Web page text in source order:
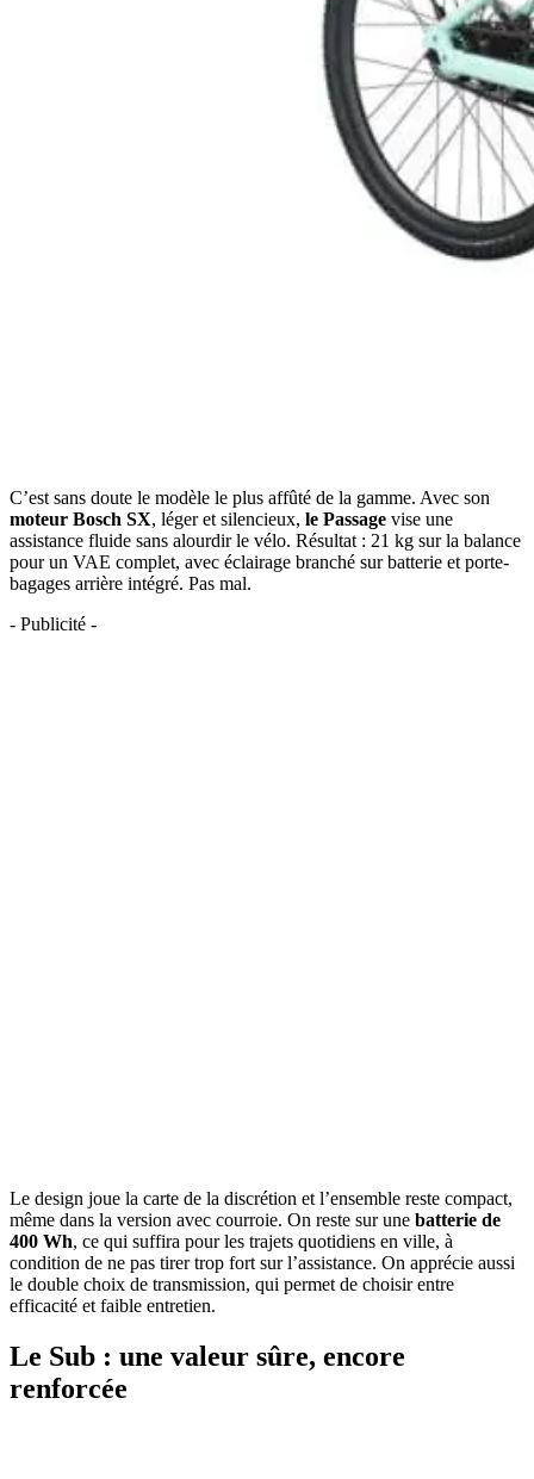
C’est sans doute le modèle le plus affûté de la gamme. Avec son
moteur Bosch SX, léger et silencieux, le Passage vise une
assistance fluide sans alourdir le vélo. Résultat : 21 kg sur la balance
pour un VAE complet, avec éclairage branché sur batterie et porte-
bagages arrière intégré. Pas mal.
- Publicité -
Le design joue la carte de la discrétion et l’ensemble reste compact,
même dans la version avec courroie. On reste sur une batterie de
400 Wh, ce qui suffira pour les trajets quotidiens en ville, à
condition de ne pas tirer trop fort sur l’assistance. On apprécie aussi
le double choix de transmission, qui permet de choisir entre
efficacité et faible entretien.
Le Sub : une valeur sûre, encore
renforcée